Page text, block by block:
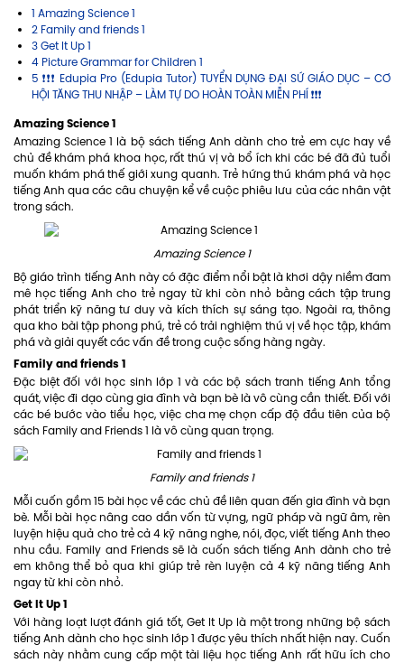
1 Amazing Science 1
2 Family and friends 1
3 Get It Up 1
4 Picture Grammar for Children 1
5 ❗❗❗ Edupia Pro (Edupia Tutor) TUYỂN DỤNG ĐẠI SỨ GIÁO DỤC – CƠ
HỘI TĂNG THU NHẬP – LÀM TỰ DO HOÀN TOÀN MIỄN PHÍ ❗❗❗
Amazing Science 1
Amazing Science 1 là bộ sách tiếng Anh dành cho trẻ em cực hay về
chủ đề khám phá khoa học, rất thú vị và bổ ích khi các bé đã đủ tuổi
muốn khám phá thế giới xung quanh. Trẻ hứng thú khám phá và học
tiếng Anh qua các câu chuyện kể về cuộc phiêu lưu của các nhân vật
trong sách.
Amazing Science 1
Bộ giáo trình tiếng Anh này có đặc điểm nổi bật là khơi dậy niềm đam
mê học tiếng Anh cho trẻ ngay từ khi còn nhỏ bằng cách tập trung
phát triển kỹ năng tư duy và kích thích sự sáng tạo. Ngoài ra, thông
qua kho bài tập phong phú, trẻ có trải nghiệm thú vị về học tập, khám
phá và giải quyết các vấn đề trong cuộc sống hàng ngày.
Family and friends 1
Đặc biệt đối với học sinh lớp 1 và các bộ sách tranh tiếng Anh tổng
quát, việc đi dạo cùng gia đình và bạn bè là vô cùng cần thiết. Đối với
các bé bước vào tiểu học, việc cha mẹ chọn cấp độ đầu tiên của bộ
sách Family and Friends 1 là vô cùng quan trọng.
Family and friends 1
Mỗi cuốn gồm 15 bài học về các chủ đề liên quan đến gia đình và bạn
bè. Mỗi bài học nâng cao dần vốn từ vựng, ngữ pháp và ngữ âm, rèn
luyện hiệu quả cho trẻ cả 4 kỹ năng nghe, nói, đọc, viết tiếng Anh theo
nhu cầu. Family and Friends sẽ là cuốn sách tiếng Anh dành cho trẻ
em không thể bỏ qua khi giúp trẻ rèn luyện cả 4 kỹ năng tiếng Anh
ngay từ khi còn nhỏ.
Get It Up 1
Với hàng loạt lượt đánh giá tốt, Get It Up là một trong những bộ sách
tiếng Anh dành cho học sinh lớp 1 được yêu thích nhất hiện nay. Cuốn
sách này nhằm cung cấp một tài liệu học tiếng Anh rất hữu ích cho